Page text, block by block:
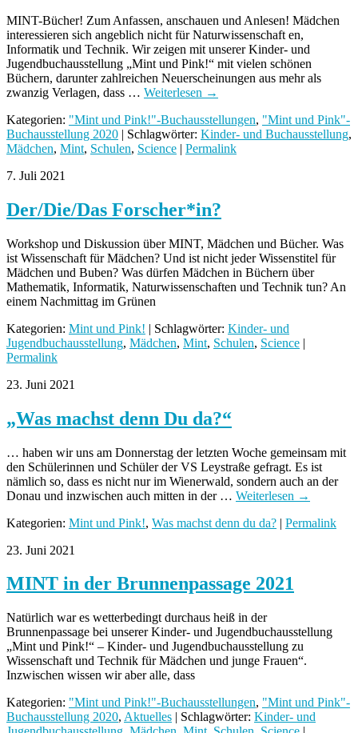
MINT-Bücher! Zum Anfassen, anschauen und Anlesen! Mädchen
interessieren sich angeblich nicht für Naturwissenschaft en,
Informatik und Technik. Wir zeigen mit unserer Kinder- und
Jugendbuchausstellung „Mint und Pink!“ mit vielen schönen
Büchern, darunter zahlreichen Neuerscheinungen aus mehr als
zwanzig Verlagen, dass … Weiterlesen →
Kategorien: "Mint und Pink!"-Buchausstellungen, "Mint und Pink"-
Buchausstellung 2020 | Schlagwörter: Kinder- und Buchausstellung,
Mädchen, Mint, Schulen, Science | Permalink
7. Juli 2021
Der/Die/Das Forscher*in?
Workshop und Diskussion über MINT, Mädchen und Bücher. Was
ist Wissenschaft für Mädchen? Und ist nicht jeder Wissenstitel für
Mädchen und Buben? Was dürfen Mädchen in Büchern über
Mathematik, Informatik, Naturwissenschaften und Technik tun? An
einem Nachmittag im Grünen
Kategorien: Mint und Pink! | Schlagwörter: Kinder- und
Jugendbuchausstellung, Mädchen, Mint, Schulen, Science |
Permalink
23. Juni 2021
„Was machst denn Du da?“
… haben wir uns am Donnerstag der letzten Woche gemeinsam mit
den Schülerinnen und Schüler der VS Leystraße gefragt. Es ist
nämlich so, dass es nicht nur im Wienerwald, sondern auch an der
Donau und inzwischen auch mitten in der … Weiterlesen →
Kategorien: Mint und Pink!, Was machst denn du da? | Permalink
23. Juni 2021
MINT in der Brunnenpassage 2021
Natürlich war es wetterbedingt durchaus heiß in der
Brunnenpassage bei unserer Kinder- und Jugendbuchausstellung
„Mint und Pink!“ – Kinder- und Jugendbuchausstellung zu
Wissenschaft und Technik für Mädchen und junge Frauen“.
Inzwischen wissen wir aber alle, dass
Kategorien: "Mint und Pink!"-Buchausstellungen, "Mint und Pink"-
Buchausstellung 2020, Aktuelles | Schlagwörter: Kinder- und